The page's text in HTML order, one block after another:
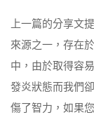
上一篇的分享文
來源之一，存在
中，由於取得容
發炎狀態而我們
傷了智力，如果